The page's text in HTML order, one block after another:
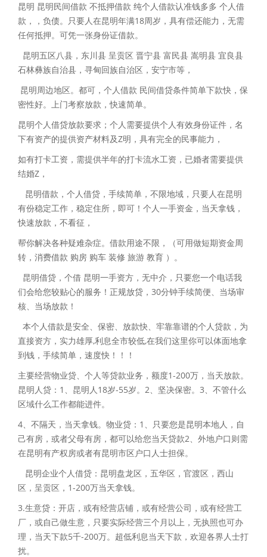
昆明 昆明民间借款 不抵押借款 纯个人借款认准钱多多 个人借
款，，负债。只要人在昆明年满18周岁，具有偿还能力，无需
任何抵押。可凭一张身份证借款。
昆明五区八县，东川县 呈贡区 晋宁县 富民县 嵩明县 宜良县
石林彝族自治县，寻甸回族自治区，安宁市等，
昆明周边地区。都可，个人借款 民间借贷条件简单下款快，保
密性好。上门考察放款，快速简单。
昆明个人借贷放款要求；个人需要提供个人有效身份证件，名
下有资产的提供资产材料及Z明，具有完全的民事能力，
如有打卡工资，需提供半年的打卡流水工资，已婚者需要提供
结婚Z，
昆明借款，个人借贷，手续简单，不限地域，只要人在昆明
有份稳定工作，稳定住所，即可！个人一手资金，当天拿钱，
快速放款，不看征，
帮你解决各种疑难杂症。借款用途不限，（可用做短期资金周
转，消费借款 购房 购车 装修 旅游 教育 ）。
昆明借贷，个借 昆明一手资方，无中介，只要您一个电话我
们会给您较贴心的服务！正规放贷，30分钟手续简便、当场审
核、当场放款！
本个人借款是安全、保密、放款快、牢靠靠谱的个人贷款，为
直接资方，实力雄厚,利息全市较低,在我们这里你可以体面地拿
到钱，手续简单，速度快！！！
主要经营物业贷、个人等贷款业务，额度1-200万，当天放款。
昆明人贷：1、昆明人18岁-55岁。2、坚决保密。3、不管什么
区域什么工作都能进件。
4、不隔天，当天拿钱。物业贷：1、只要您是昆明本地人，自
己有房，或者父母有房，都可以给您当天贷款2、外地户口则需
在昆明有产权房或者有昆明市区户口人士担保。
昆明企业个人借贷：昆明盘龙区，五华区，官渡区，西山
区，呈贡区，1-200万当天拿钱。
3.生意贷：开店，或有经营店铺，或有经营公司，或有经营工
厂，或自己做生意，只要实际经营三个月以上，无执照也可办
理，当天下款5千-200万。超低利息当天下款，欢迎各界人士打
扰。